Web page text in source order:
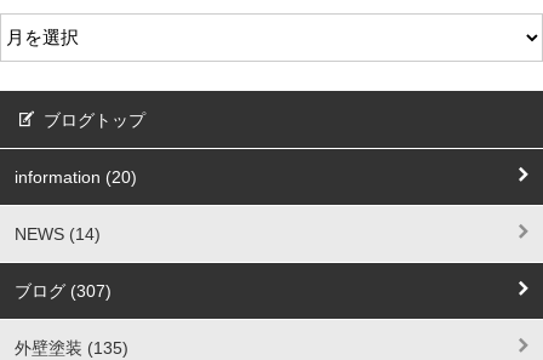
ブログトップ
information (20)
NEWS (14)
ブログ (307)
外壁塗装 (135)